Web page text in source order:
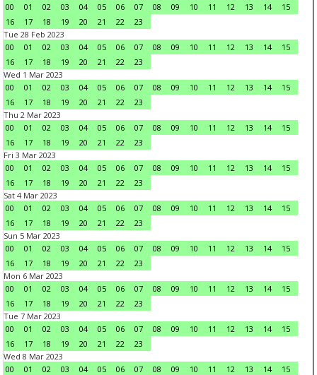
00
01 02 03 04 05 06 07 08 09 10 11 12 13 14
15
16
17 18 19 20 21 22
23
Tue 28 Feb 2023
00
01 02 03 04 05 06 07 08 09 10 11 12 13 14
15
16
17 18 19 20 21 22
23
Wed 1 Mar 2023
00
01 02 03 04 05 06 07 08 09 10 11 12 13 14
15
16
17 18 19 20 21 22
23
Thu 2 Mar 2023
00
01 02 03 04 05 06 07 08 09 10 11 12 13 14
15
16
17 18 19 20 21 22
23
Fri 3 Mar 2023
00
01 02 03 04 05 06 07 08 09 10 11 12 13 14
15
16
17 18 19 20 21 22
23
Sat 4 Mar 2023
00
01 02 03 04 05 06 07 08 09 10 11 12 13 14
15
16
17 18 19 20 21 22
23
Sun 5 Mar 2023
00
01 02 03 04 05 06 07 08 09 10 11 12 13 14
15
16
17 18 19 20 21 22
23
Mon 6 Mar 2023
00
01 02 03 04 05 06 07 08 09 10 11 12 13 14
15
16
17 18 19 20 21 22
23
Tue 7 Mar 2023
00
01 02 03 04 05 06 07 08 09 10 11 12 13 14
15
16
17 18 19 20 21 22
23
Wed 8 Mar 2023
00
01 02 03 04 05 06 07 08 09 10 11 12 13 14
15